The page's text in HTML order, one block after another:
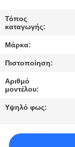
ΜΑΣ
ΕΛΆΤΕ
ΣΕ
ΕΠΑΦΉ
ΜΕ
ΕΙΔΉΣΕΙΣ
Τόπος
καταγωγής:
Μάρκα:
Πιστοποίηση:
Αριθμό
μοντέλου:
Υψηλό φως: